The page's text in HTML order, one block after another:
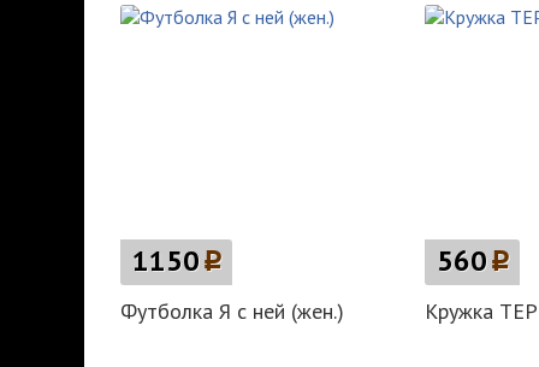
1150p
Футболка Я с ней (жен.)
560p
Кружка